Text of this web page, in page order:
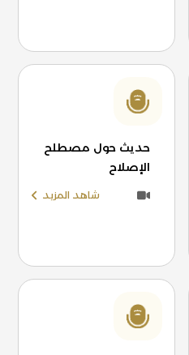
حديث حول مصطلح
الإصلاح
شاهد المزيد